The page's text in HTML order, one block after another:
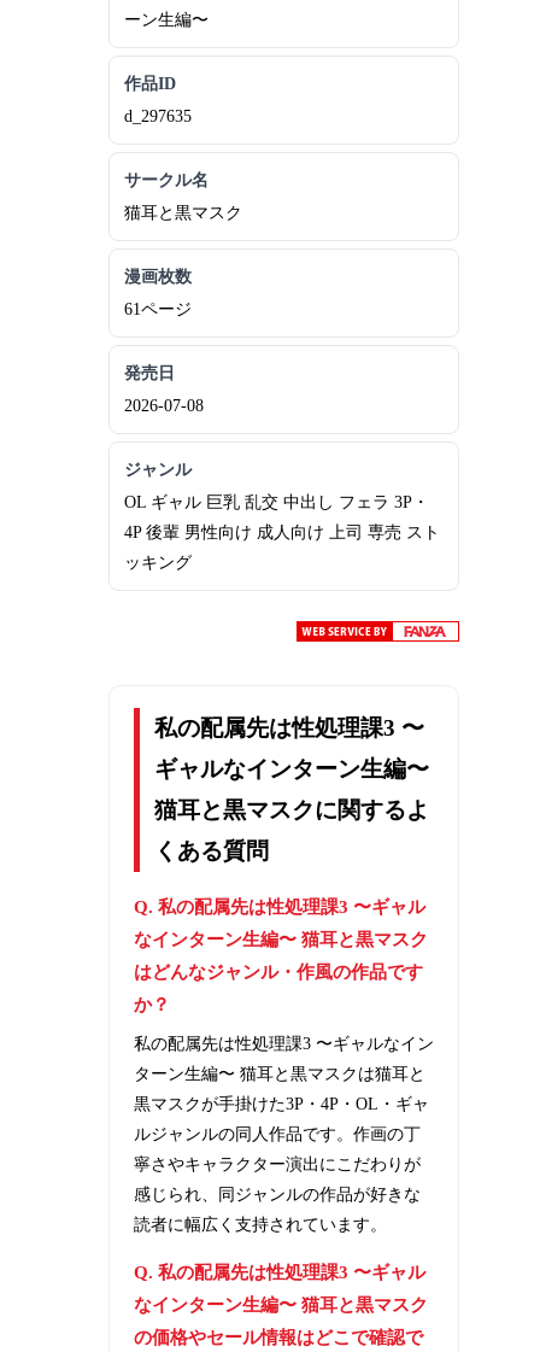
ーン生編〜
作品ID
d_297635
サークル名
猫耳と黒マスク
漫画枚数
61ページ
発売日
2026-07-08
ジャンル
OL ギャル 巨乳 乱交 中出し フェラ 3P・
4P 後輩 男性向け 成人向け 上司 専売 スト
ッキング
私の配属先は性処理課3 〜
ギャルなインターン生編〜
猫耳と黒マスクに関するよ
くある質問
Q. 私の配属先は性処理課3 〜ギャル
なインターン生編〜 猫耳と黒マスク
はどんなジャンル・作風の作品です
か？
私の配属先は性処理課3 〜ギャルなイン
ターン生編〜 猫耳と黒マスクは猫耳と
黒マスクが手掛けた3P・4P・OL・ギャ
ルジャンルの同人作品です。作画の丁
寧さやキャラクター演出にこだわりが
感じられ、同ジャンルの作品が好きな
読者に幅広く支持されています。
Q. 私の配属先は性処理課3 〜ギャル
なインターン生編〜 猫耳と黒マスク
の価格やセール情報はどこで確認で